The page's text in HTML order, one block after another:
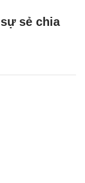
sẻ chia